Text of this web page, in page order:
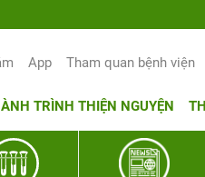
App Tham quan bệnh viện
TRÌNH THIỆN NGUYỆN